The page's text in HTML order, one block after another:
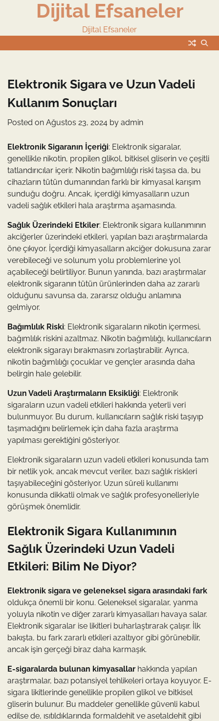
Dijital Efsaneler
Dijital Efsaneler
Elektronik Sigara ve Uzun Vadeli
Kullanım Sonuçları
Posted on Ağustos 23, 2024 by admin
Elektronik Sigaranın İçeriği: Elektronik sigaralar,
genellikle nikotin, propilen glikol, bitkisel gliserin ve çeşitli
tatlandırıcılar içerir. Nikotin bağımlılığı riski taşısa da, bu
cihazların tütün dumanından farklı bir kimyasal karışım
sunduğu doğru. Ancak, içerdiği kimyasalların uzun
vadeli sağlık etkileri hala araştırma aşamasında.
Sağlık Üzerindeki Etkiler: Elektronik sigara kullanımının
akciğerler üzerindeki etkileri, yapılan bazı araştırmalarda
öne çıkıyor. İçerdiği kimyasalların akciğer dokusuna zarar
verebileceği ve solunum yolu problemlerine yol
açabileceği belirtiliyor. Bunun yanında, bazı araştırmalar
elektronik sigaranın tütün ürünlerinden daha az zararlı
olduğunu savunsa da, zararsız olduğu anlamına
gelmiyor.
Bağımlılık Riski: Elektronik sigaraların nikotin içermesi,
bağımlılık riskini azaltmaz. Nikotin bağımlılığı, kullanıcıların
elektronik sigarayı bırakmasını zorlaştırabilir. Ayrıca,
nikotin bağımlılığı çocuklar ve gençler arasında daha
belirgin hale gelebilir.
Uzun Vadeli Araştırmaların Eksikliği: Elektronik
sigaraların uzun vadeli etkileri hakkında yeterli veri
bulunmuyor. Bu durum, kullanıcıların sağlık riski taşıyıp
taşımadığını belirlemek için daha fazla araştırma
yapılması gerektiğini gösteriyor.
Elektronik sigaraların uzun vadeli etkileri konusunda tam
bir netlik yok, ancak mevcut veriler, bazı sağlık riskleri
taşıyabileceğini gösteriyor. Uzun süreli kullanımı
konusunda dikkatli olmak ve sağlık profesyonelleriyle
görüşmek önemlidir.
Elektronik Sigara Kullanımının
Sağlık Üzerindeki Uzun Vadeli
Etkileri: Bilim Ne Diyor?
Elektronik sigara ve geleneksel sigara arasındaki fark
oldukça önemli bir konu. Geleneksel sigaralar, yanma
yoluyla nikotin ve diğer zararlı kimyasalları havaya salar.
Elektronik sigaralar ise likitleri buharlaştırarak çalışır. İlk
bakışta, bu fark zararlı etkileri azaltıyor gibi görünebilir,
ancak işin gerçeği biraz daha karmaşık.
E-sigaralarda bulunan kimyasallar hakkında yapılan
araştırmalar, bazı potansiyel tehlikeleri ortaya koyuyor. E-
sigara likitlerinde genellikle propilen glikol ve bitkisel
gliserin bulunur. Bu maddeler genellikle güvenli kabul
edilse de, ısıtıldıklarında formaldehit ve asetaldehit gibi